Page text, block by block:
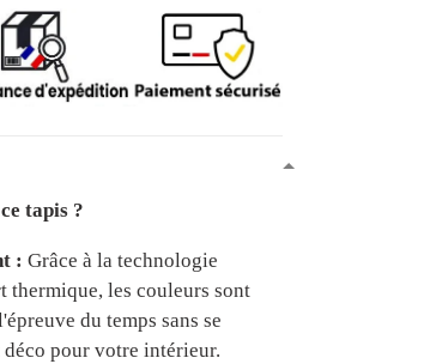
tapis ?
: Grâce à la technologie
thermique, les couleurs sont
du temps sans se
pour votre intérieur.